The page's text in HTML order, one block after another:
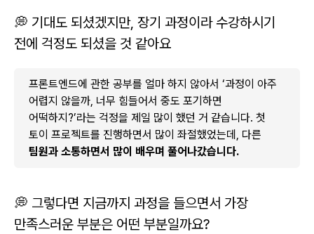
💭 기대도 되셨겠지만, 장기 과정이라 수강하시기
전에 걱정도 되셨을 것 같아요
프론트엔드에 관한 공부를 얼마 하지 않아서 ‘과정이 아주
어렵지 않을까, 너무 힘들어서 중도 포기하면
어떡하지?’라는 걱정을 제일 많이 했던 거 같습니다. 첫
토이 프로젝트를 진행하면서 많이 좌절했었는데, 다른
팀원과 소통하면서 많이 배우며 풀어나갔습니다.
💭 그렇다면 지금까지 과정을 들으면서 가장
만족스러운 부분은 어떤 부분일까요?